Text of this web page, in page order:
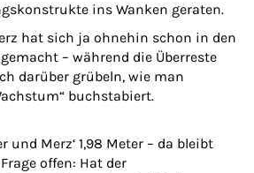
ins Wanken geraten.
hat sich ja ohnehin schon in den
– während die Überreste
darüber grübeln, wie man
buchstabiert.
und Merz‘ 1,98 Meter – da bleibt
offen: Hat der